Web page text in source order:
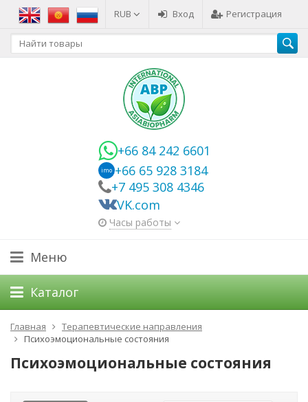
RUB Вход Регистрация
+66 84 242 6601
imo +66 65 928 3184
+7 495 308 4346
VK.com
Часы работы
Меню
Каталог
Главная
Терапевтические направления
Психоэмоциональные состояния
Психоэмоциональные состояния